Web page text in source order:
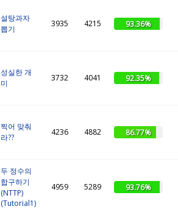
설탕과자
뽑기
3935 4215 93.36%
성실한 개
미
3732 4041 92.35%
찍어 맞춰
라??
4236 4882 86.77%
두 정수의
합구하기
(NTTP)
(Tutorial1)
4959 5289 93.76%